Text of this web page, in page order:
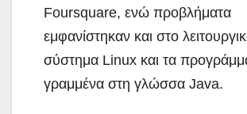
Foursquare, ενώ προβλήματα
εμφανίστηκαν και στο
σύστημα Linux και τα
γραμμένα στη γλώσσα Java.